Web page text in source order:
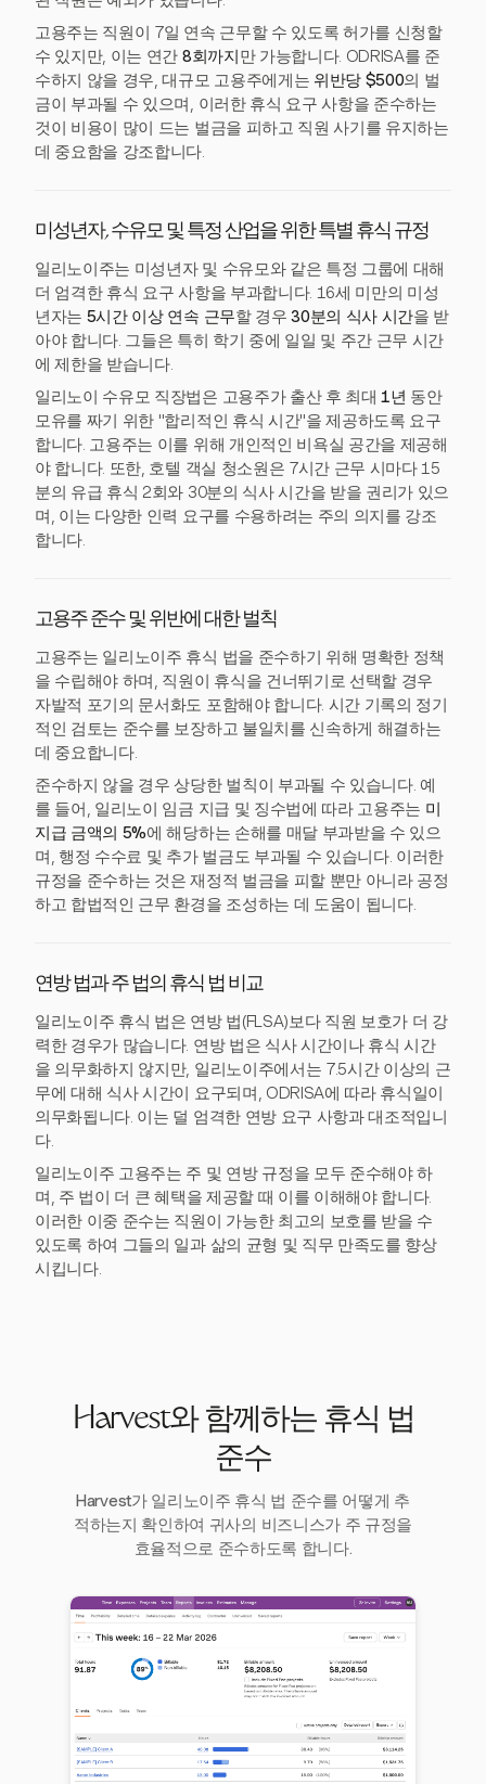
고용주는 직원이 7일 연속 근무할 수 있도록 허가를 신청할
수 있지만, 이는 연간 8회까지만 가능합니다. ODRISA를 준
수하지 않을 경우, 대규모 고용주에게는 위반당 $500의 벌
금이 부과될 수 있으며, 이러한 휴식 요구 사항을 준수하는
것이 비용이 많이 드는 벌금을 피하고 직원 사기를 유지하는
데 중요함을 강조합니다.
미성년자, 수유모 및 특정 산업을 위한 특별 휴식 규정
일리노이주는 미성년자 및 수유모와 같은 특정 그룹에 대해
더 엄격한 휴식 요구 사항을 부과합니다. 16세 미만의 미성
년자는 5시간 이상 연속 근무할 경우30분의 식사 시간을 받
아야 합니다. 그들은 특히 학기 중에 일일 및 주간 근무 시간
에 제한을 받습니다.
일리노이 수유모 직장법은 고용주가 출산 후 최대1년 동안
모유를 짜기 위한 "합리적인 휴식 시간"을 제공하도록 요구
합니다. 고용주는 이를 위해 개인적인 비욕실 공간을 제공해
야 합니다. 또한, 호텔 객실 청소원은 7시간 근무 시마다 15
분의 유급 휴식 2회와 30분의 식사 시간을 받을 권리가 있으
며, 이는 다양한 인력 요구를 수용하려는 주의 의지를 강조
합니다.
고용주 준수 및 위반에 대한 벌칙
고용주는 일리노이주 휴식 법을 준수하기 위해 명확한 정책
을 수립해야 하며, 직원이 휴식을 건너뛰기로 선택할 경우
자발적 포기의 문서화도 포함해야 합니다. 시간 기록의 정기
적인 검토는 준수를 보장하고 불일치를 신속하게 해결하는
데 중요합니다.
준수하지 않을 경우 상당한 벌칙이 부과될 수 있습니다. 예
를 들어, 일리노이 임금 지급 및 징수법에 따라 고용주는 미
지급 금액의 5%에 해당하는 손해를 매달 부과받을 수 있으
며, 행정 수수료 및 추가 벌금도 부과될 수 있습니다. 이러한
규정을 준수하는 것은 재정적 벌금을 피할 뿐만 아니라 공정
하고 합법적인 근무 환경을 조성하는 데 도움이 됩니다.
연방 법과 주 법의 휴식 법 비교
일리노이주 휴식 법은 연방 법(FLSA)보다 직원 보호가 더 강
력한 경우가 많습니다. 연방 법은 식사 시간이나 휴식 시간
을 의무화하지 않지만, 일리노이주에서는 7.5시간 이상의 근
무에 대해 식사 시간이 요구되며, ODRISA에 따라 휴식일이
의무화됩니다. 이는 덜 엄격한 연방 요구 사항과 대조적입니
다.
일리노이주 고용주는 주 및 연방 규정을 모두 준수해야 하
며, 주 법이 더 큰 혜택을 제공할 때 이를 이해해야 합니다.
이러한 이중 준수는 직원이 가능한 최고의 보호를 받을 수
있도록 하여 그들의 일과 삶의 균형 및 직무 만족도를 향상
시킵니다.
Harvest와 함께하는 휴식 법
준수
Harvest가 일리노이주 휴식 법 준수를 어떻게 추
적하는지 확인하여 귀사의 비즈니스가 주 규정을
효율적으로 준수하도록 합니다.